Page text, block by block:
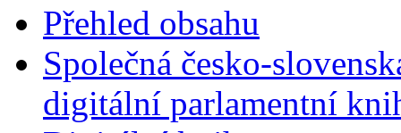
Přehled obsahu
Společná česko-
digitální parlamentní